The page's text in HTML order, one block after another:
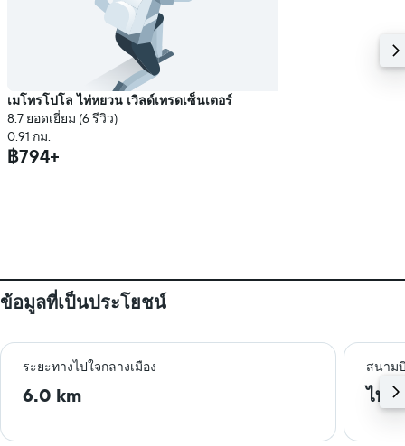
เมโทรโปโล ไท่หยวน เวิลด์เทรดเซ็นเตอร์
8.7 ยอดเยี่ยม (6 รีวิว)
0.91 กม.
฿794+
ข้อมูลที่เป็นประโยชน์
ระยะทางไปใจกลางเมือง สนาม
6.0 km ไท่ห